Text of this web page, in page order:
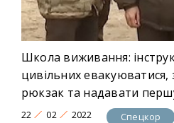
Школа виживання:
цивільних
рюкзак та надавати
22 02 2022 Спецкор